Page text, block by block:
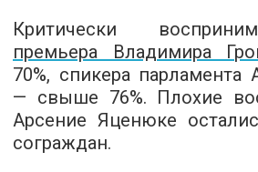
Критически
премьера Владимира
70%, спикера парламента
— свыше 76%. Плохие
Арсение Яценюке
сограждан.